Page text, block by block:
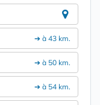
➔ à 43 km.
➔ à 50 km.
➔ à 54 km.